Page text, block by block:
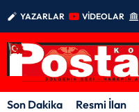
YAZARLAR VİDEOLAR
Son Dakika Resmi İlan